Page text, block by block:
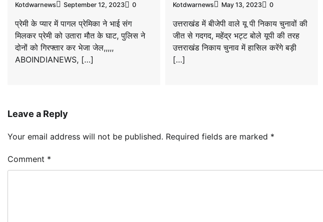
Kotdwarnews September 12, 2023 0
प्रेमी के प्यार में पागल प्रेमिका ने भाई संग
मिलकर प्रेमी को उतारा मौत के घाट, पुलिस ने
दोनों को गिरफ्तार कर भेजा जेल,,,,,
ABOINDIANEWS, […]
Kotdwarnews May 13, 2023 0
उत्तराखंड में बीजेपी वाले यू पी निकाय चुनावों की
जीत से गदगद, महेंद्र भट्ट बोले यूपी की तरह
उत्तराखंड निकाय चुनाव में हासिल करेंगे बड़ी
[…]
Leave a Reply
Your email address will not be published. Required fields are marked *
Comment *